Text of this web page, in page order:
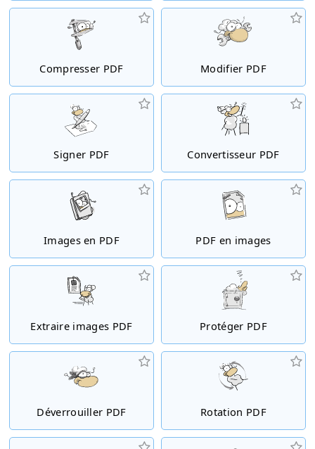
Compresser PDF Modifier PDF
Signer PDF Convertisseur PDF
Images en PDF PDF en images
Extraire images PDF Protéger PDF
Déverrouiller PDF Rotation PDF